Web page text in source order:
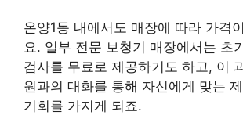
온양1동 내에서도 매장에 따라 가격
요. 일부 전문 보청기 매장에서는 초
검사를 무료로 제공하기도 하고, 이
원과의 대화를 통해 자신에게 맞는
기회를 가지게 되죠.